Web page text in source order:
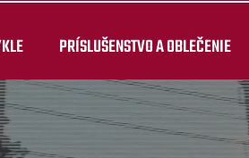
PRÍSLUŠENSTVO A OBLEČENIE